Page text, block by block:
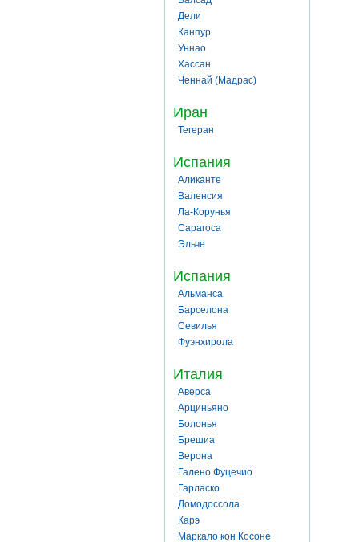
Дели
Канпур
Уннао
Хассан
Ченнай (Мадрас)
Иран
Тегеран
Испания
Аликанте
Валенсия
Ла-Корунья
Сарагоса
Эльче
Испания
Альманса
Барселона
Севилья
Фуэнхирола
Италия
Аверса
Арциньяно
Болонья
Брешиа
Верона
Галено Фуцечио
Гарласко
Домодоссола
Карэ
Маркало кон Косоне